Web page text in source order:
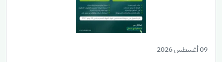
09 أغسطس 2026